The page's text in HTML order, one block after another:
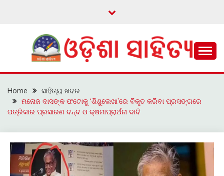
ଓଡ଼ିଶା ସାହିତ୍ୟ
Home
ସାହିତ୍ୟ ଖବର
ମନୋଜ ଦାସଙ୍କ ଫଟୋକୁ ‘ଶିଶୁଲେଖା’ରେ ବିକୃତ କରିବା ପ୍ରସଙ୍ଗରେ
ପତ୍ରିକାର ପ୍ରସାରଣ ବନ୍ଦ ଓ କ୍ଷମାପ୍ରାର୍ଥନା ଦାବି